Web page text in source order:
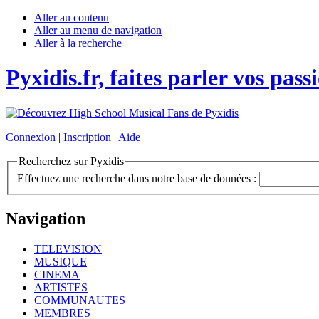
Aller au contenu
Aller au menu de navigation
Aller à la recherche
Pyxidis.fr, faites parler vos
Connexion | Inscription | Aide
Recherchez sur Pyxidis
Effectuez une recherche dans notre base de données :
Navigation
TELEVISION
MUSIQUE
CINEMA
ARTISTES
COMMUNAUTES
MEMBRES